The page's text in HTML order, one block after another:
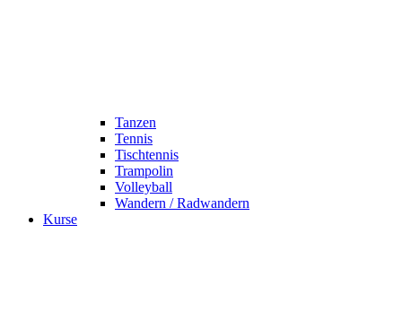
Tanzen
Tennis
Tischtennis
Trampolin
Volleyball
Wandern / Radwandern
Kurse